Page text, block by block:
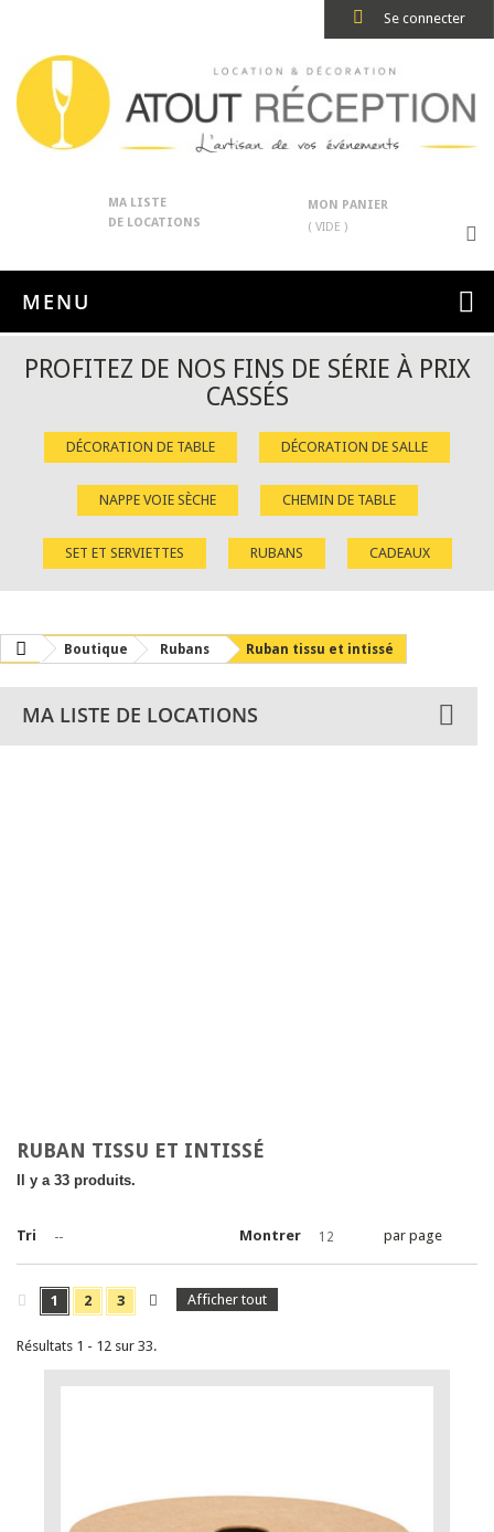
Se connecter
MA LISTE
DE LOCATIONS
MON PANIER
( VIDE )
MENU
PROFITEZ DE NOS FINS DE SÉRIE À PRIX
CASSÉS
DÉCORATION DE TABLE DÉCORATION DE SALLE
NAPPE VOIE SÈCHE CHEMIN DE TABLE
SET ET SERVIETTES RUBANS CADEAUX
Boutique Rubans Ruban tissu et intissé
MA LISTE DE LOCATIONS
RUBAN TISSU ET INTISSÉ
Il y a 33 produits.
Tri -- Montrer 12 par page
Afficher tout
1 2 3
Résultats 1 - 12 sur 33.